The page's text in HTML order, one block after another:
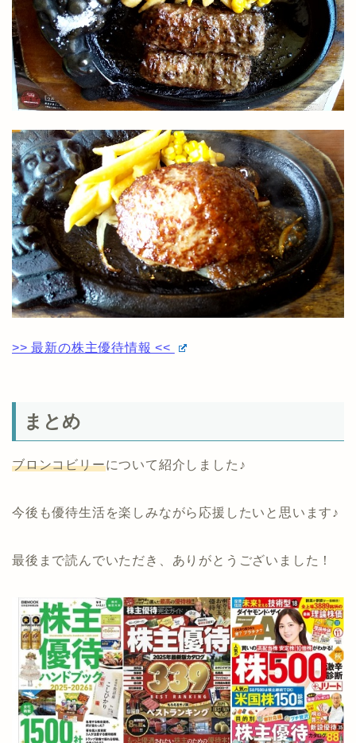
>> 最新の株主優待情報 <<
まとめ
ブロンコビリーについて紹介しました♪
今後も優待生活を楽しみながら応援したいと思います♪
最後まで読んでいただき、ありがとうございました！